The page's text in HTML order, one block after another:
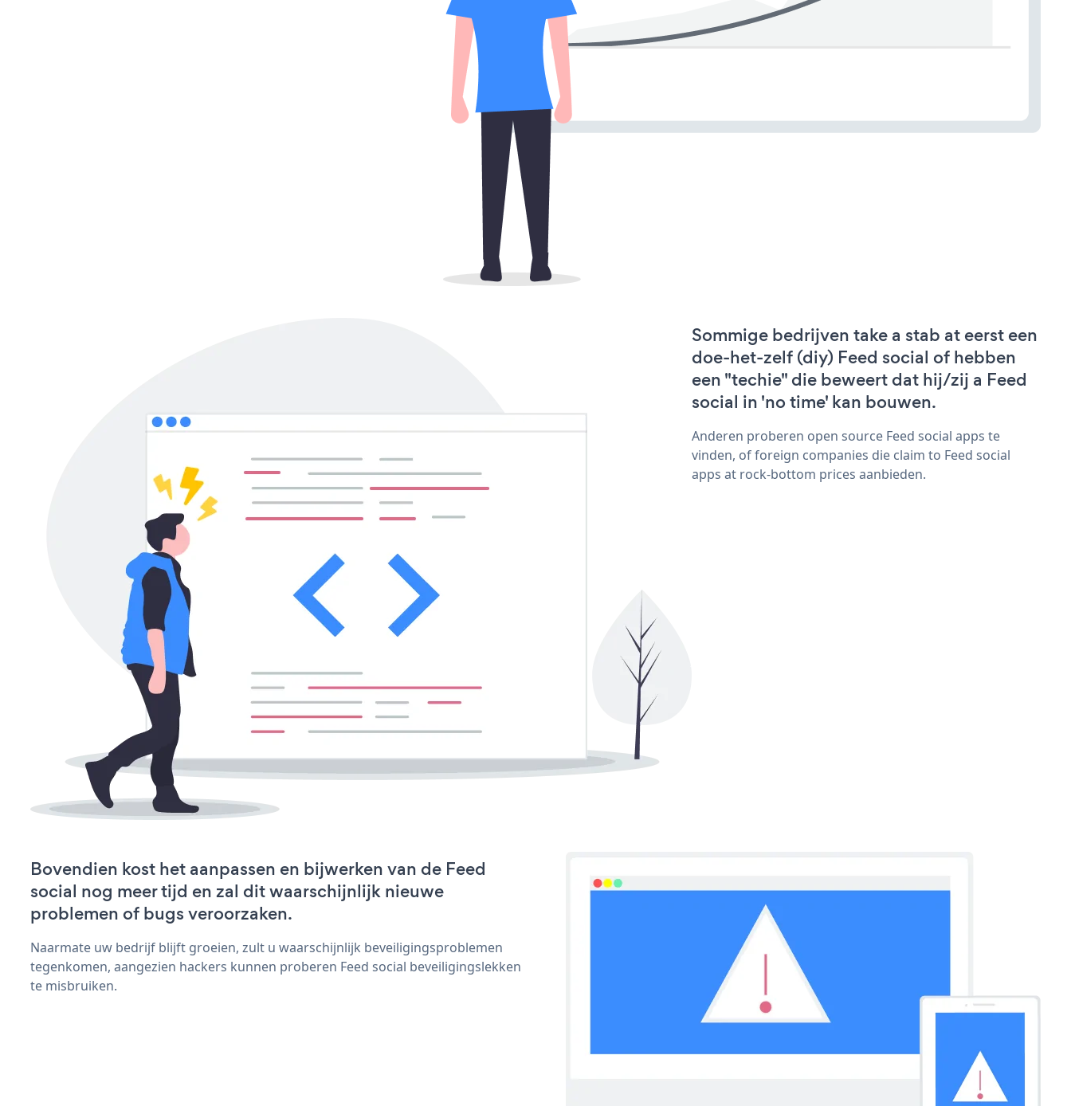
Sommige bedrijven take a stab at eerst een
doe-het-zelf (diy) Feed social of hebben
een "techie" die beweert dat hij/zij a Feed
social in 'no time' kan bouwen.
Anderen proberen open source Feed social apps te
vinden, of foreign companies die claim to Feed social
apps at rock-bottom prices aanbieden.
Bovendien kost het aanpassen en bijwerken van de Feed
social nog meer tijd en zal dit waarschijnlijk nieuwe
problemen of bugs veroorzaken.
Naarmate uw bedrijf blijft groeien, zult u waarschijnlijk beveiligingsproblemen
tegenkomen, aangezien hackers kunnen proberen Feed social beveiligingslekken
te misbruiken.